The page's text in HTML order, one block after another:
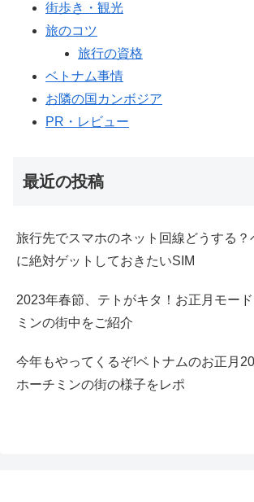
街歩き・観光
旅のコツ
旅行の資格
ベトナム事情
お隣の国カンボジア
PR・レビュー
最近の投稿
旅行先でスマホのネット回線どうする
に絶対ゲットしておきたいSIM
2023年春節、テトがキタ！お正月モー
ミンの街中をご紹介
今年もやってくるぞ!ベトナムのお正月
ホーチミンの街の様子をレポ